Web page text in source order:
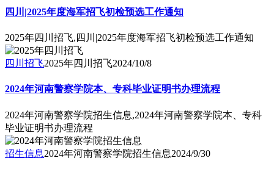
四川|2025年度海军招飞初检预选工作通知
2025年四川招飞,四川|2025年度海军招飞初检预选工作通知
四川招飞2025年四川招飞2024/10/8
2024年河南警察学院本、专科毕业证明书办理流程
2024年河南警察学院招生信息,2024年河南警察学院本、专科
毕业证明书办理流程
招生信息2024年河南警察学院招生信息2024/9/30